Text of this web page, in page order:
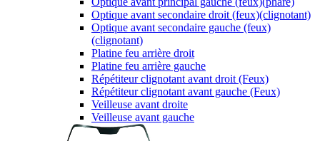
Optique avant secondaire droit (feux)(clignotant)
Optique avant secondaire gauche (feux)
(clignotant)
Platine feu arrière droit
Platine feu arrière gauche
Répétiteur clignotant avant droit (Feux)
Répétiteur clignotant avant gauche (Feux)
Veilleuse avant droite
Veilleuse avant gauche